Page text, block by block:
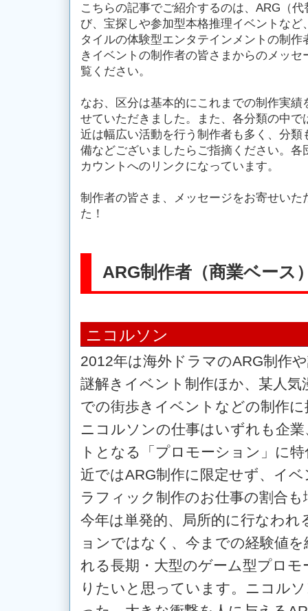
こちらの記事でご紹介するのは、ARG（
び、宝探しや参加型本格推理イベントな
タイルの体験型エンタテインメントの制
きイベントの制作者の皆さまからのメッセ
覧ください。
なお、区分は基本的にこれまでの制作実
せていただきました。また、各分類の中
近は幅広い活動を行う制作者も多く、分
備などございましたらご指摘ください。
カウントへのリンクになっています。
制作者の皆さま、メッセージをお寄せい
た！
ARG制作者（商業ベース
ニコルソン
2012年は海外ドラマのARG制作
謎解きイベント制作ほか、某人気
での街歩きイベントなどの制作
ニコルソンの仕事はいずれも企
トとなる「プロモーション」に
近ではARG制作に限定せず、イ
ラフィック制作のお仕事の割合
今年は単発的、局所的に行なわ
ョンではなく、今までの経験値
れる長期・大型のゲーム型プロ
りたいと思っています。ニコル